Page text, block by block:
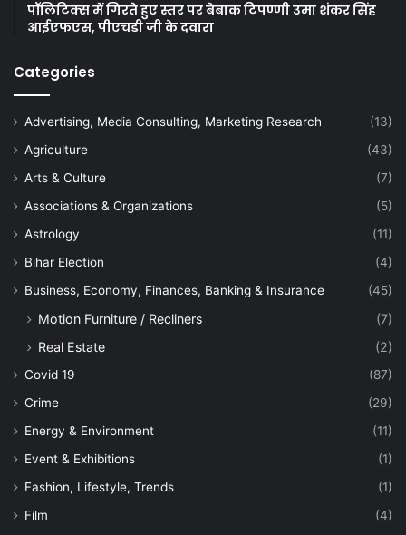
पॉलिटिक्स में गिरते हुए स्तर पर बेबाक टिपण्णी उमा शंकर सिंह
आईएफएस, पीएचडी जी के दवारा
Categories
Advertising, Media Consulting, Marketing Research
(13)
Agriculture
(43)
Arts & Culture
(7)
Associations & Organizations
(5)
Astrology
(11)
Bihar Election
(4)
Business, Economy, Finances, Banking & Insurance
(45)
Motion Furniture / Recliners
(7)
Real Estate
(2)
Covid 19
(87)
Crime
(29)
Energy & Environment
(11)
Event & Exhibitions
(1)
Fashion, Lifestyle, Trends
(1)
Film
(4)